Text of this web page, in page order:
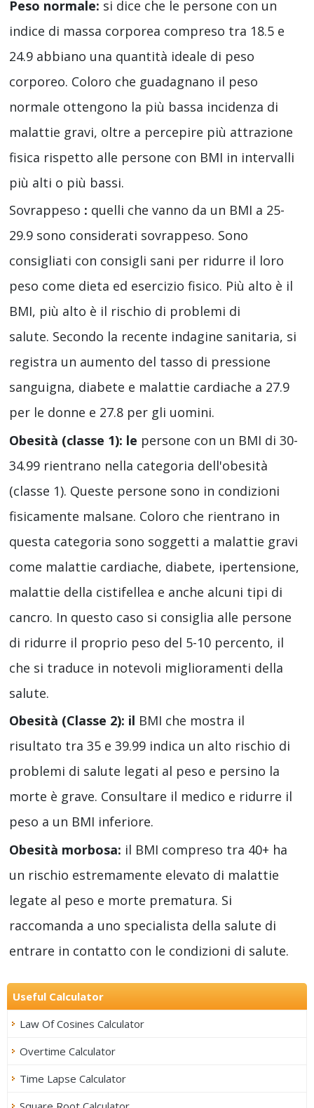
Peso normale: si dice che le persone con un
indice di massa corporea compreso tra 18.5 e
24.9 abbiano una quantità ideale di peso
corporeo. Coloro che guadagnano il peso
normale ottengono la più bassa incidenza di
malattie gravi, oltre a percepire più attrazione
fisica rispetto alle persone con BMI in intervalli
più alti o più bassi.
Sovrappeso : quelli che vanno da un BMI a 25-
29.9 sono considerati sovrappeso. Sono
consigliati con consigli sani per ridurre il loro
peso come dieta ed esercizio fisico. Più alto è il
BMI, più alto è il rischio di problemi di
salute. Secondo la recente indagine sanitaria, si
registra un aumento del tasso di pressione
sanguigna, diabete e malattie cardiache a 27.9
per le donne e 27.8 per gli uomini.
Obesità (classe 1): le persone con un BMI di 30-
34.99 rientrano nella categoria dell'obesità
(classe 1). Queste persone sono in condizioni
fisicamente malsane. Coloro che rientrano in
questa categoria sono soggetti a malattie gravi
come malattie cardiache, diabete, ipertensione,
malattie della cistifellea e anche alcuni tipi di
cancro. In questo caso si consiglia alle persone
di ridurre il proprio peso del 5-10 percento, il
che si traduce in notevoli miglioramenti della
salute.
Obesità (Classe 2): il BMI che mostra il
risultato tra 35 e 39.99 indica un alto rischio di
problemi di salute legati al peso e persino la
morte è grave. Consultare il medico e ridurre il
peso a un BMI inferiore.
Obesità morbosa: il BMI compreso tra 40+ ha
un rischio estremamente elevato di malattie
legate al peso e morte prematura. Si
raccomanda a uno specialista della salute di
entrare in contatto con le condizioni di salute.
Useful Calculator
Law Of Cosines Calculator
Overtime Calculator
Time Lapse Calculator